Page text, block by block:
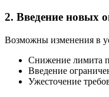
2. Введение новых
Возможны изменения в
Снижение лимита
Введение
Ужесточение